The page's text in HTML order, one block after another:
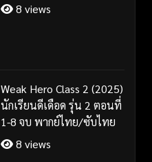
8 views
Weak Hero Class 2 (2025)
นักเรียนดีเดือด รุ่น 2 ตอนที่
1-8 จบ พากย์ไทย/ซับไทย
8 views